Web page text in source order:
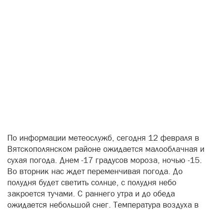
По информации метеослужб, сегодня 12 февраля в
Вятскополянском районе ожидается малооблачная и
сухая погода. Днем -17 градусов мороза, ночью -15.
Во вторник нас ждет переменчивая погода. До
полудня будет светить солнце, с полудня небо
закроется тучами. С раннего утра и до обеда
ожидается небольшой снег. Температура воздуха в